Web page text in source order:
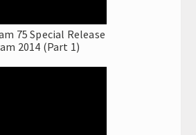
75 Special Release
2014 (Part 1)